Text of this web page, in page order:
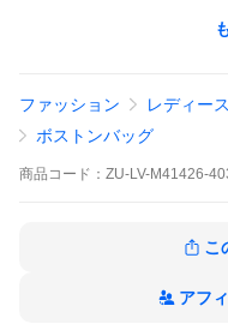
ファッション レディー
ボストンバッグ
商品 コード： ZU-LV-M41426-
こ
アフ